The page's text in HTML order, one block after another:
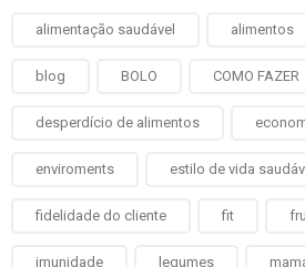
alimentação saudável alimentos
blog BOLO COMO FAZER
desperdício de alimentos
enviroments estilo de vida
fidelidade do cliente fit
imunidade legumes